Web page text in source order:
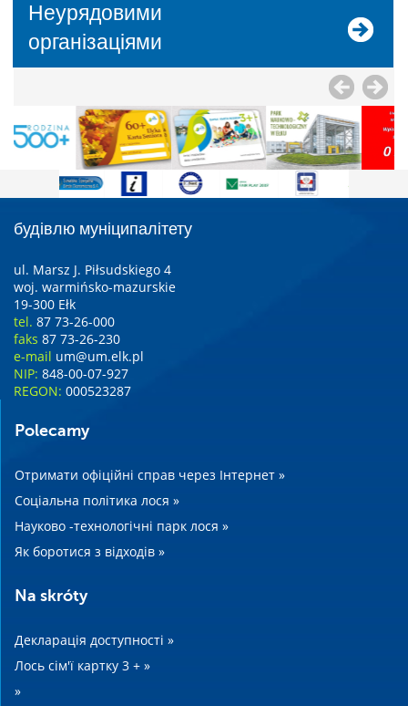
Неурядовими
організаціями
будівлю муніципалітету
ul. Marsz J. Piłsudskiego 4
woj. warmińsko-mazurskie
19-300 Ełk
tel. 87 73-26-000
faks 87 73-26-230
e-mail um@um.elk.pl
NIP: 848-00-07-927
REGON: 000523287
Polecamy
Отримати офіційні справ через Інтернет »
Соціальна політика лося »
Науково -технологічні парк лося »
Як боротися з відходів »
Na skróty
Декларація доступності »
Лось сім'ї картку 3 + »
»